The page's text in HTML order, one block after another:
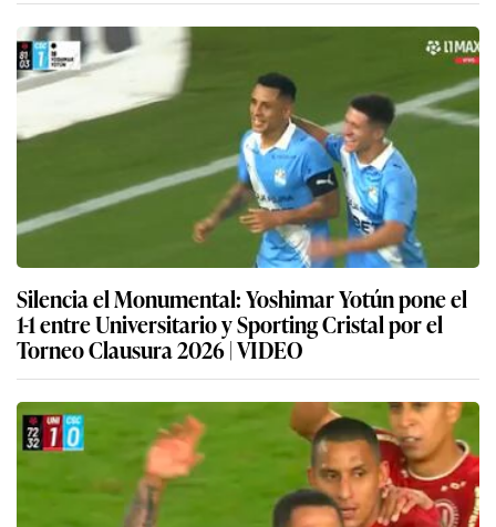
Silencia el Monumental: Yoshimar Yotún pone el
1-1 entre Universitario y Sporting Cristal por el
Torneo Clausura 2026 | VIDEO